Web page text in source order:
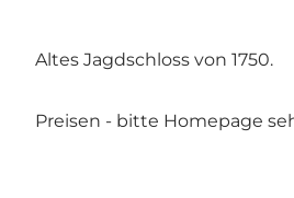
Altes Jagdschloss von 1750.
Preisen - bitte Homepage